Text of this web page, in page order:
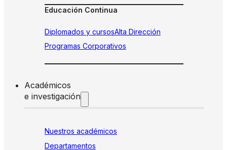
Educación Continua
Diplomados y cursosAlta Dirección
Programas Corporativos
Académicos
e investigación
Nuestros académicos
Departamentos